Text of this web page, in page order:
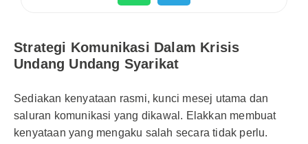
Strategi Komunikasi Dalam Krisis
Undang Undang Syarikat
Sediakan kenyataan rasmi, kunci mesej utama dan
saluran komunikasi yang dikawal. Elakkan membuat
kenyataan yang mengaku salah secara tidak perlu.